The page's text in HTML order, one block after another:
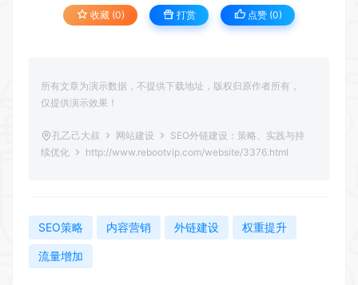
收藏 (0) 打赏 点赞 (0)
所有文章为演示数据，不提供下载地址，版权归原作者所有，
仅提供演示效果！
孔乙己大叔 网站建设
SEO外链建设：策略、实践与持
续优化
http://www.rebootvip.com/website/3376.html
SEO策略 内容营销 外链建设 权重提升
流量增加